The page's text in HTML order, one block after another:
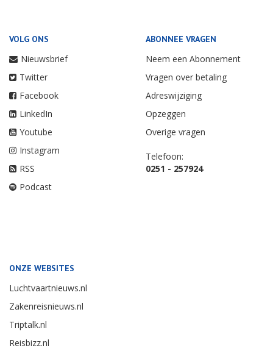
VOLG ONS
Nieuwsbrief
Twitter
Facebook
LinkedIn
Youtube
Instagram
RSS
Podcast
ABONNEE VRAGEN
Neem een Abonnement
Vragen over betaling
Adreswijziging
Opzeggen
Overige vragen
Telefoon:
0251 - 257924
ONZE WEBSITES
Luchtvaartnieuws.nl
Zakenreisnieuws.nl
Triptalk.nl
Reisbizz.nl